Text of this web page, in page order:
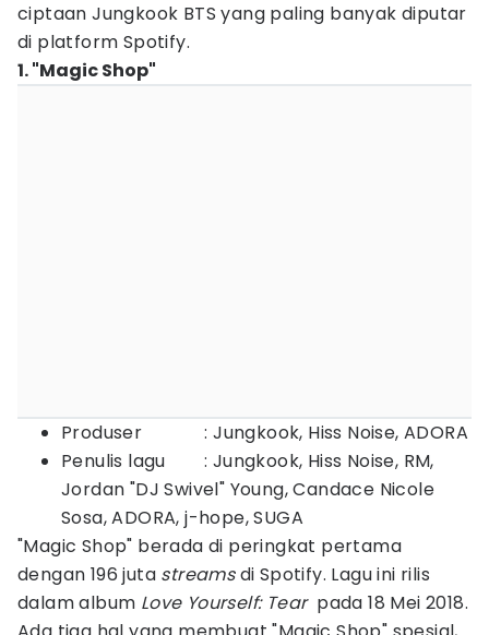
ciptaan Jungkook BTS yang paling banyak diputar
di platform Spotify.
1. "Magic Shop"
Produser : Jungkook, Hiss Noise, ADORA
Penulis lagu : Jungkook, Hiss Noise, RM,
Jordan "DJ Swivel" Young, Candace Nicole
Sosa, ADORA, j-hope, SUGA
"Magic Shop" berada di peringkat pertama
dengan 196 juta streamsdi Spotify. Lagu ini rilis
dalam album Love Yourself: Tear pada 18 Mei 2018.